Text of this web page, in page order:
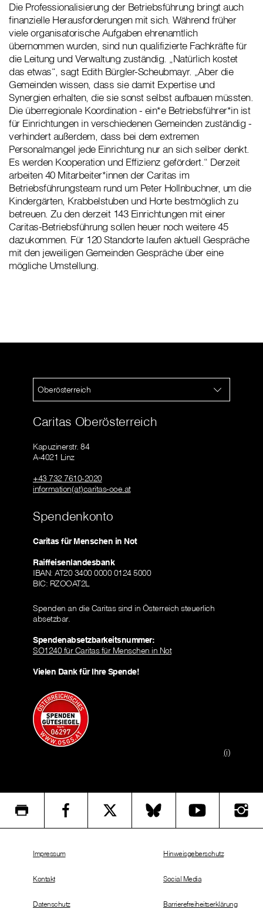
Die Professionalisierung der Betriebsführung bringt auch
finanzielle Herausforderungen mit sich. Während früher
viele organisatorische Aufgaben ehrenamtlich
übernommen wurden, sind nun qualifizierte Fachkräfte für
die Leitung und Verwaltung zuständig. „Natürlich kostet
das etwas“, sagt Edith Bürgler-Scheubmayr. „Aber die
Gemeinden wissen, dass sie damit Expertise und
Synergien erhalten, die sie sonst selbst aufbauen müssten.
Die überregionale Koordination - ein*e Betriebsführer*in ist
für Einrichtungen in verschiedenen Gemeinden zuständig -
verhindert außerdem, dass bei dem extremen
Personalmangel jede Einrichtung nur an sich selber denkt.
Es werden Kooperation und Effizienz gefördert.“ Derzeit
arbeiten 40 Mitarbeiter*innen der Caritas im
Betriebsführungsteam rund um Peter Hollnbuchner, um die
Kindergärten, Krabbelstuben und Horte bestmöglich zu
betreuen. Zu den derzeit 143 Einrichtungen mit einer
Caritas-Betriebsführung sollen heuer noch weitere 45
dazukommen. Für 120 Standorte laufen aktuell Gespräche
mit den jeweiligen Gemeinden Gespräche über eine
mögliche Umstellung.
Oberösterreich
Caritas Oberösterreich
Kapuzinerstr. 84
A-4021 Linz
+43 732 7610-2020
information(at)caritas-ooe.at
Spendenkonto
Caritas für Menschen in Not
Raiffeisenlandesbank
IBAN: AT20 3400 0000 0124 5000
BIC: RZOOAT2L
Spenden an die Caritas sind in Österreich steuerlich
absetzbar.
Spendenabsetzbarkeitsnummer:
SO1240 für Caritas für Menschen in Not
Vielen Dank für Ihre Spende!
(i)
Impressum
Kontakt
Datenschutz
Hinweisgeberschutz
Social Media
Barrierefreiheitserklärung